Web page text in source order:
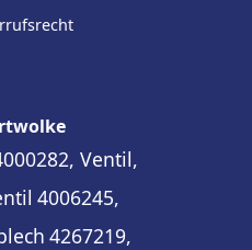
Ventil,
4006245,
4267219,